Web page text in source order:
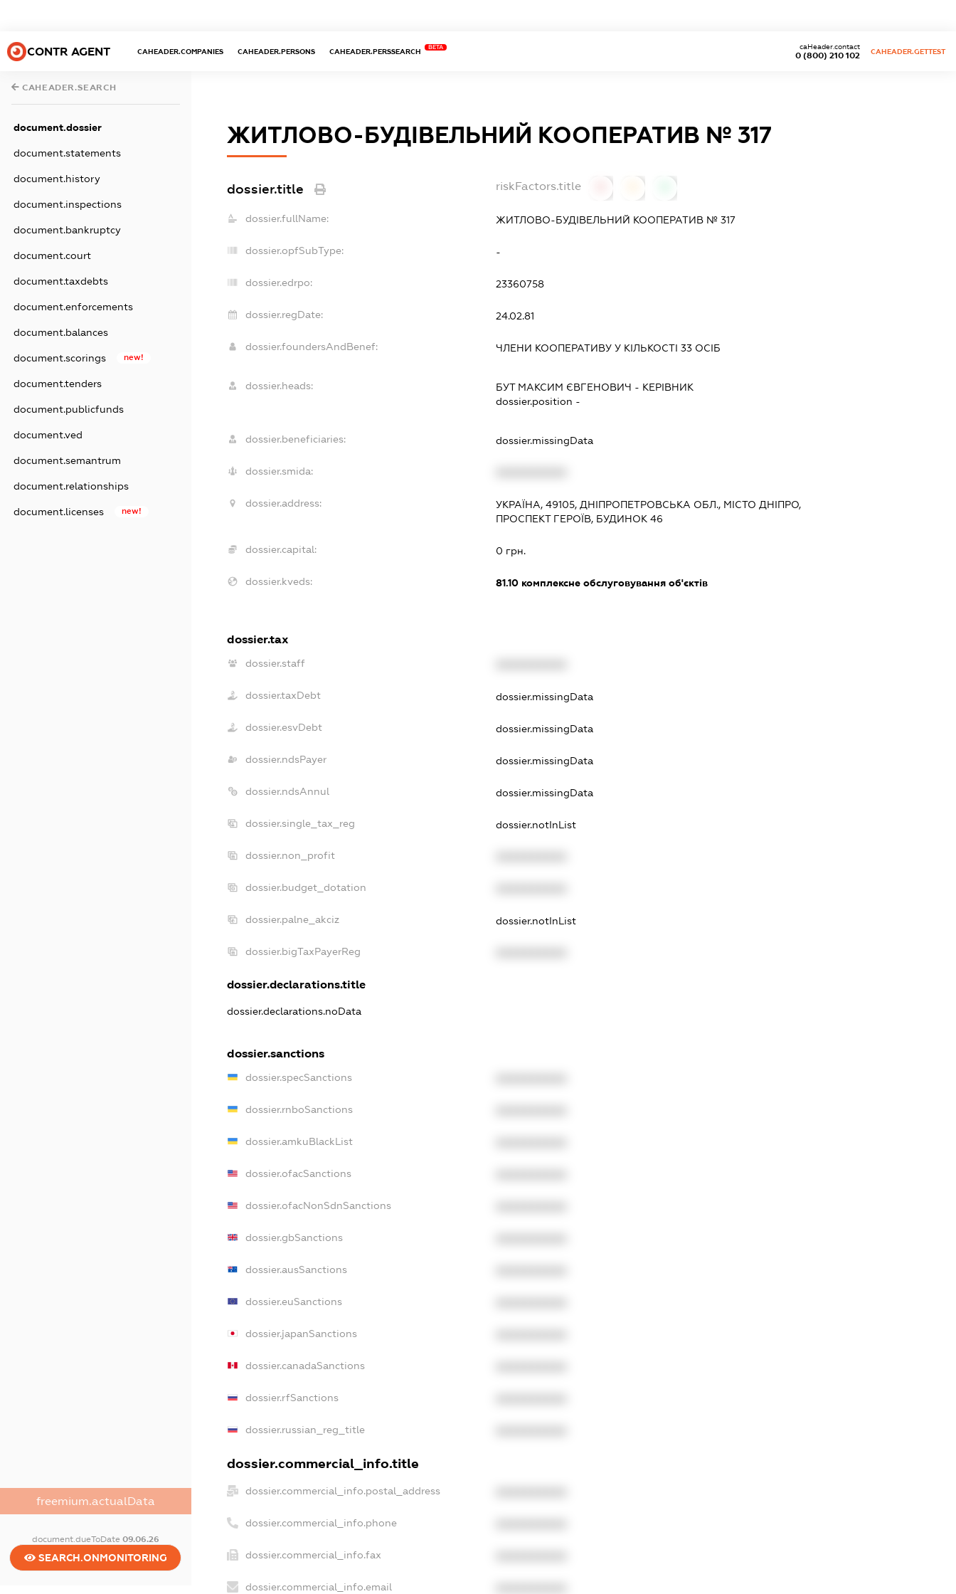
CONTR AGENT CAHEADER.COMPANIES CAHEADER.PERSONS CAHEADER.PERSSEARCH
BETA
0 (800) 210 102
caHeader.contact
CAHEADER.GETTEST
CAHEADER.SEARCH
document.dossier
document.statements
document.history
document.inspections
document.bankruptcy
document.court
document.taxdebts
document.enforcements
document.balances
document.scorings new!
document.tenders
document.publicfunds
document.ved
document.semantrum
document.relationships
document.licenses new!
freemium.actualData
document.dueToDate 09.06.26
SEARCH.ONMONITORING
ЖИТЛОВО-БУДІВЕЛЬНИЙ КООПЕРАТИВ № 317
dossier.title riskFactors.title
dossier.fullName: ЖИТЛОВО-БУДІВЕЛЬНИЙ КООПЕРАТИВ № 317
dossier.opfSubType: -
dossier.edrpo: 23360758
dossier.regDate: 24.02.81
dossier.foundersAndBenef: ЧЛЕНИ КООПЕРАТИВУ У КІЛЬКОСТІ 33 ОСІБ
dossier.heads: БУТ МАКСИМ ЄВГЕНОВИЧ - КЕРІВНИК
dossier.position -
dossier.beneficiaries: dossier.missingData
dossier.smida:
dossier.address:
УКРАЇНА, 49105, ДНІПРОПЕТРОВСЬКА ОБЛ., МІСТО ДНІПРО,
ПРОСПЕКТ ГЕРОЇВ, БУДИНОК 46
dossier.capital: 0 грн.
dossier.kveds: 81.10 комплексне обслуговування об'єктів
dossier.tax
dossier.staff
dossier.taxDebt dossier.missingData
dossier.esvDebt dossier.missingData
dossier.ndsPayer dossier.missingData
dossier.ndsAnnul dossier.missingData
dossier.single_tax_reg dossier.notInList
dossier.non_profit
dossier.budget_dotation
dossier.palne_akciz dossier.notInList
dossier.bigTaxPayerReg
dossier.declarations.title
dossier.declarations.noData
dossier.sanctions
dossier.specSanctions
dossier.rnboSanctions
dossier.amkuBlackList
dossier.ofacSanctions
dossier.ofacNonSdnSanctions
dossier.gbSanctions
dossier.ausSanctions
dossier.euSanctions
dossier.japanSanctions
dossier.canadaSanctions
dossier.rfSanctions
dossier.russian_reg_title
dossier.commercial_info.title
dossier.commercial_info.postal_address
dossier.commercial_info.phone
dossier.commercial_info.fax
dossier.commercial_info.email